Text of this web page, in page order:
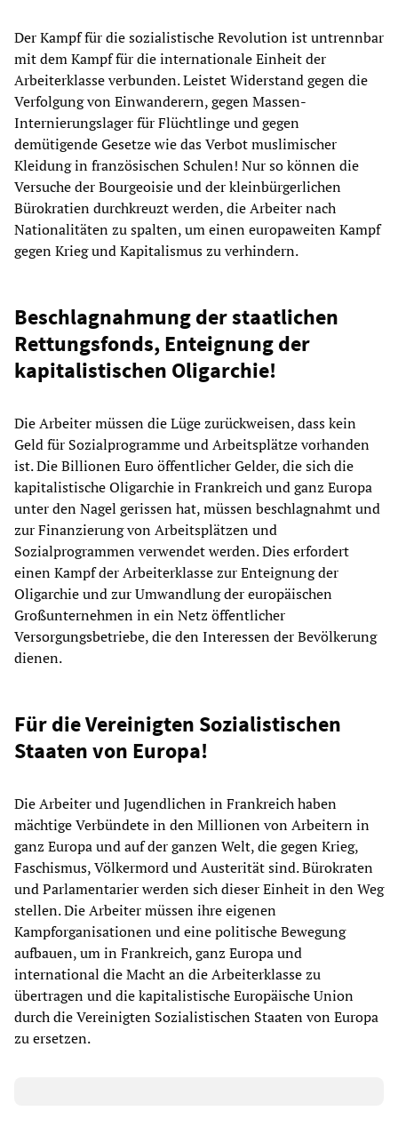
Der Kampf für die sozialistische Revolution ist untrennbar
mit dem Kampf für die internationale Einheit der
Arbeiterklasse verbunden. Leistet Widerstand gegen die
Verfolgung von Einwanderern, gegen Massen-
Internierungslager für Flüchtlinge und gegen
demütigende Gesetze wie das Verbot muslimischer
Kleidung in französischen Schulen! Nur so können die
Versuche der Bourgeoisie und der kleinbürgerlichen
Bürokratien durchkreuzt werden, die Arbeiter nach
Nationalitäten zu spalten, um einen europaweiten Kampf
gegen Krieg und Kapitalismus zu verhindern.
Beschlagnahmung der staatlichen
Rettungsfonds, Enteignung der
kapitalistischen Oligarchie!
Die Arbeiter müssen die Lüge zurückweisen, dass kein
Geld für Sozialprogramme und Arbeitsplätze vorhanden
ist. Die Billionen Euro öffentlicher Gelder, die sich die
kapitalistische Oligarchie in Frankreich und ganz Europa
unter den Nagel gerissen hat, müssen beschlagnahmt und
zur Finanzierung von Arbeitsplätzen und
Sozialprogrammen verwendet werden. Dies erfordert
einen Kampf der Arbeiterklasse zur Enteignung der
Oligarchie und zur Umwandlung der europäischen
Großunternehmen in ein Netz öffentlicher
Versorgungsbetriebe, die den Interessen der Bevölkerung
dienen.
Für die Vereinigten Sozialistischen
Staaten von Europa!
Die Arbeiter und Jugendlichen in Frankreich haben
mächtige Verbündete in den Millionen von Arbeitern in
ganz Europa und auf der ganzen Welt, die gegen Krieg,
Faschismus, Völkermord und Austerität sind. Bürokraten
und Parlamentarier werden sich dieser Einheit in den Weg
stellen. Die Arbeiter müssen ihre eigenen
Kampforganisationen und eine politische Bewegung
aufbauen, um in Frankreich, ganz Europa und
international die Macht an die Arbeiterklasse zu
übertragen und die kapitalistische Europäische Union
durch die Vereinigten Sozialistischen Staaten von Europa
zu ersetzen.